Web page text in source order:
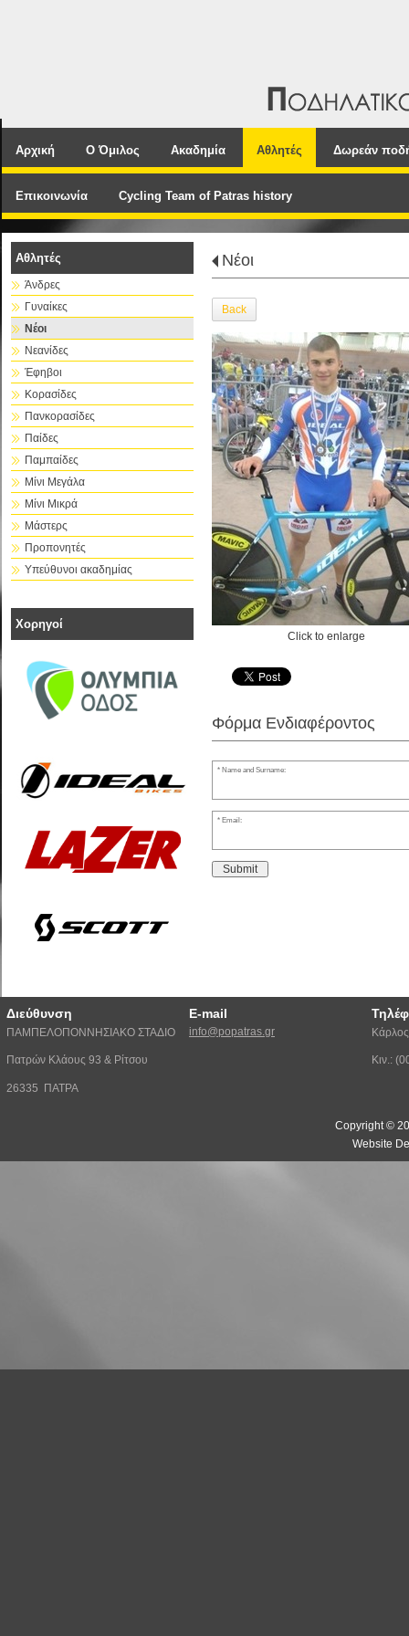
Αρχική Ο Όμιλος Ακαδημία Αθλητές Δωρεάν
Επικοινωνία Cycling Team of Patras history
Αθλητές
Άνδρες
Γυναίκες
Νέοι
Νεανίδες
Έφηβοι
Κορασίδες
Πανκορασίδες
Παίδες
Παμπαίδες
Μίνι Μεγάλα
Μίνι Μικρά
Μάστερς
Προπονητές
Υπεύθυνοι ακαδημίας
Χορηγοί
Νέοι
Back
Click to enlarge
Φόρμα Ενδιαφέροντος
Name and Surname:
Email:
Submit
Διεύθυνση E-mail
ΠΑΜΠΕΛΟΠΟΝΝΗΣΙΑΚΟ ΣΤΑΔΙΟ
Πατρών Κλάους 93 & Ρίτσου
26335 ΠΑΤΡΑ
info@popatras.gr
Κιν.:
Copyright ©
Website